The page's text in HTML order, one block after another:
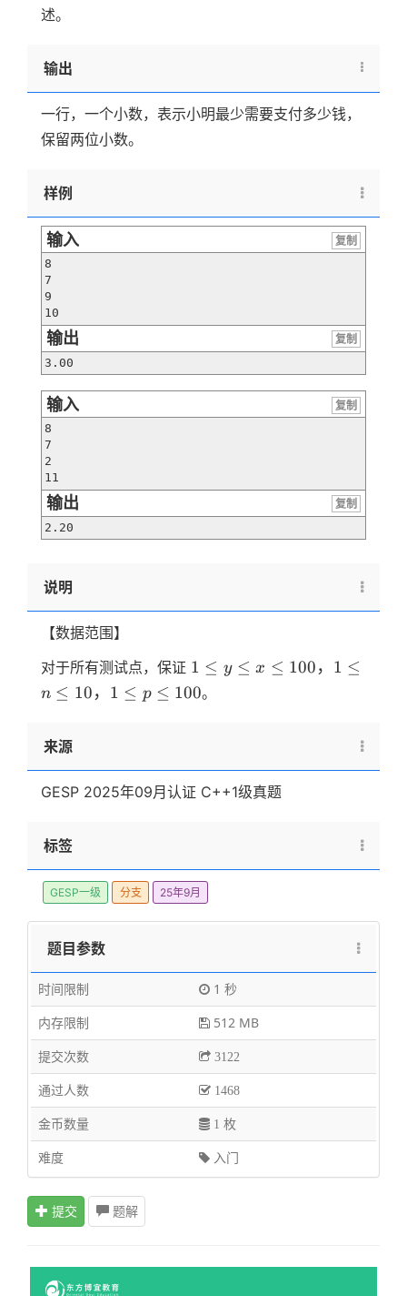
述。
输出
一行，一个小数，表示小明最少需要支付多少钱，
保留两位小数。
样例
输入
复制
8
7
9
10
输出
复制
3.00
输入
复制
8
7
2
11
输出
复制
2.20
说明
【数据范围】
对于所有测试点，保证 1 \le
y \le
x \le
n \le
10 ，
1 ≤ y ≤ x ≤ 100， 1 ≤
n ≤ 10， 1 ≤ p ≤ 100。
来源
GESP 2025年09月认证 C++1级真题
标签
GESP一级 分支 25年9月
题目参数
时间限制
1 秒
内存限制
512 MB
提交次数
3122
通过人数 1468
金币数量 1 枚
难度 入门
提交 题解